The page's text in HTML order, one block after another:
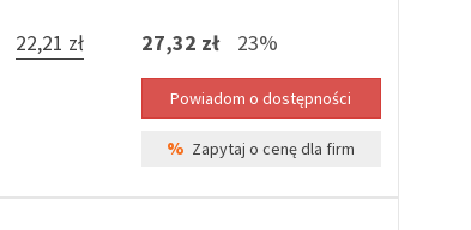
22,21 zł 27,32 zł 23%
% Zapytaj o cenę dla firm